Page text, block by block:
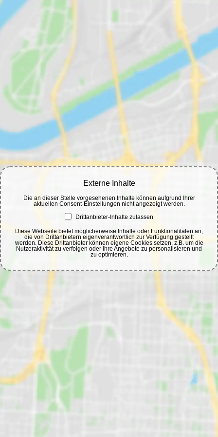
Externe Inhalte
Die an dieser Stelle vorgesehenen Inhalte können aufgrund Ihrer
aktuellen Consent-Einstellungen nicht angezeigt werden.
Drittanbieter-Inhalte zulassen
Diese Webseite bietet möglicherweise Inhalte oder Funktionalitäten an,
die von Drittanbietern eigenverantwortlich zur Verfügung gestellt
werden. Diese Drittanbieter können eigene Cookies setzen, z.B. um die
Nutzeraktivität zu verfolgen oder ihre Angebote zu personalisieren und
zu optimieren.